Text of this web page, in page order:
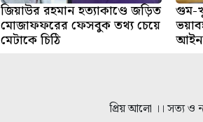
জিয়াউর রহমান হত্যাকাণ্ডে জড়িত
মোজাফফরের ফেসবুক তথ্য চেয়ে
মেটাকে চিঠি
গুম-
প্রিয় আলো ।। সত্য ও